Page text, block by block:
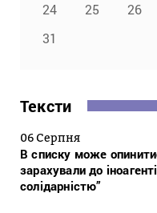
24
25 26
31
Тексти
06 Серпня
В списку може
зарахували до
солідарністю”